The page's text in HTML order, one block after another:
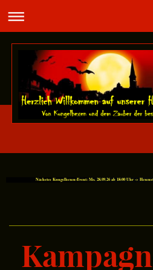
Nächstes Kungelhexen-Event: Mo. 28.09.26 ab 18:00 Uhr ->